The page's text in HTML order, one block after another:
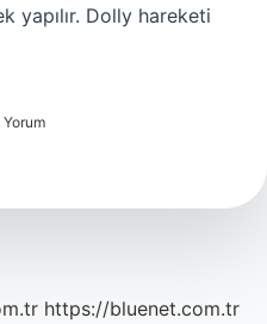
yapılır. Dolly hareketi
Yorum
https://bluenet.com.tr